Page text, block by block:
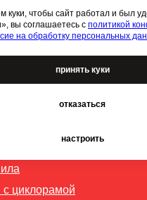
куки, чтобы сайт работал и был
вы соглашаетесь с политикой
на обработку персональных
принять куки
отказаться
настроить
вещей в студии
с циклорамой
остальные
зал альфа